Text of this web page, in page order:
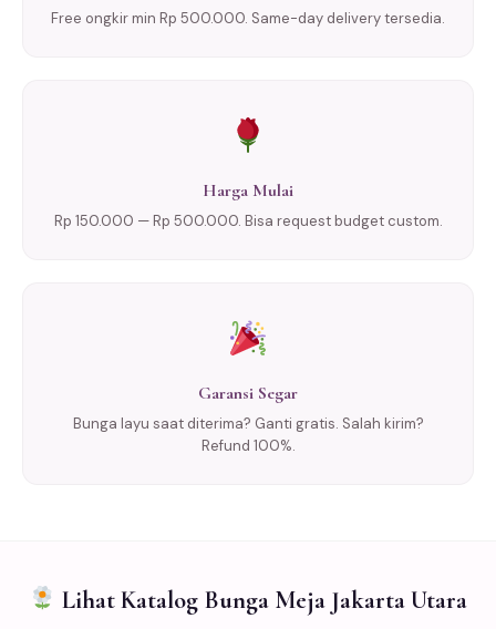
Free ongkir min Rp 500.000. Same-day delivery tersedia.
Harga Mulai
Rp 150.000 — Rp 500.000. Bisa request budget custom.
Garansi Segar
Bunga layu saat diterima? Ganti gratis. Salah kirim?
Refund 100%.
Lihat Katalog Bunga Meja Jakarta Utara